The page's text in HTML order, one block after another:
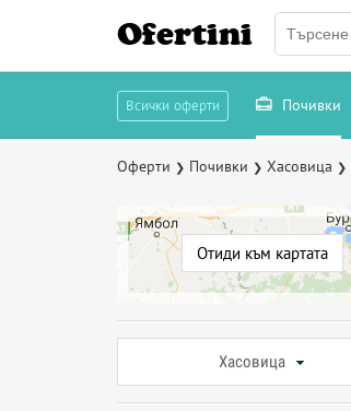
Ofertini
Всички оферти Почивки
Оферти ❯ Почивки ❯ Хасовица ❯
Отиди към картата
Хасовица